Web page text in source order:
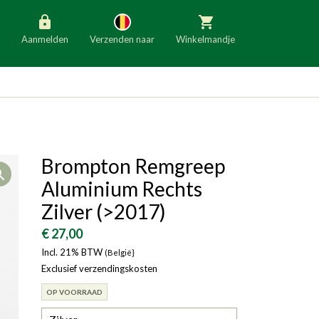
Aanmelden Verzenden naar
Slovenië Italië
Denemarken Finland
Bulgarije
Winkelmandje
Open
Brompton Remgreep
Aluminium Rechts
Zilver (>2017)
€ 27,00
Incl. 21% BTW (België}
Exclusief verzendingskosten
OP VOORRAAD